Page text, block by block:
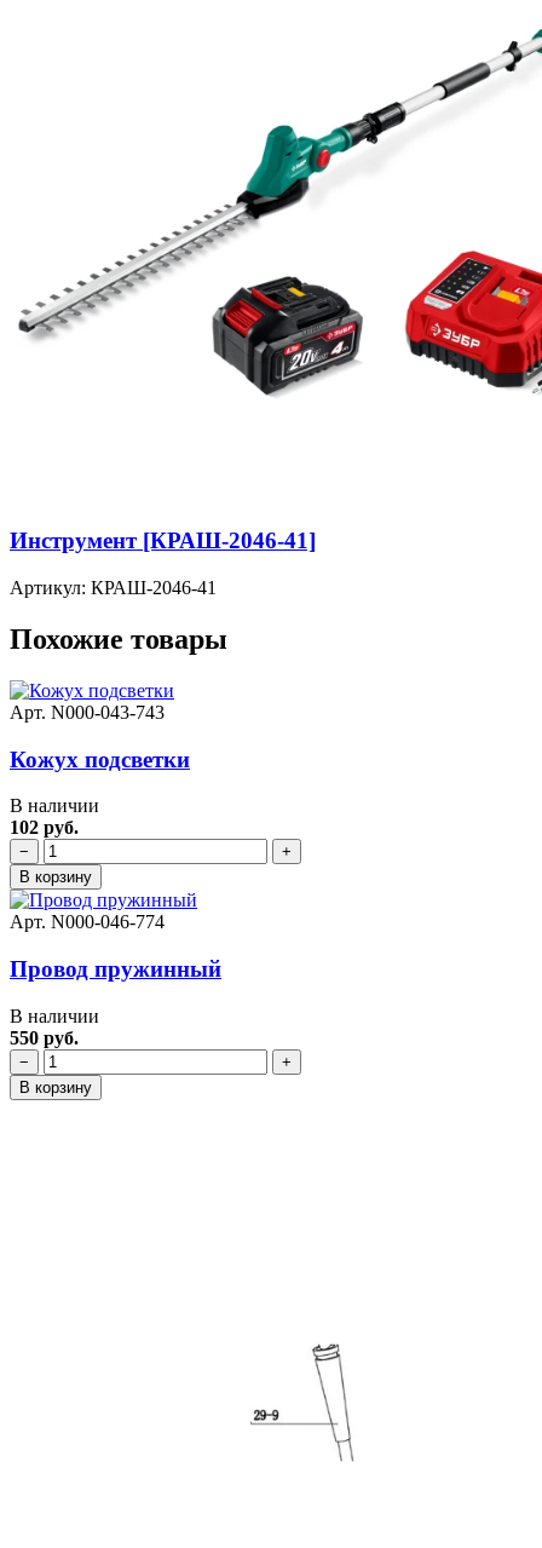
Инструмент [КРАШ-2046-41]
Артикул: КРАШ-2046-41
Похожие товары
Арт. N000-043-743
Кожух подсветки
В наличии
102 руб.
−
+
В корзину
Арт. N000-046-774
Провод пружинный
В наличии
550 руб.
−
+
В корзину